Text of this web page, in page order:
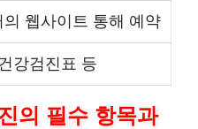
의 웹사이트 통해 예약
강검진표 등
의 필수 항목과